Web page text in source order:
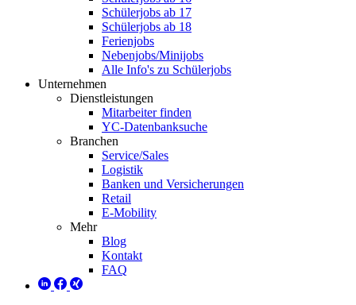
Schülerjobs ab 17
Schülerjobs ab 18
Ferienjobs
Nebenjobs/Minijobs
Alle Info's zu Schülerjobs
Unternehmen
Dienstleistungen
Mitarbeiter finden
YC-Datenbanksuche
Branchen
Service/Sales
Logistik
Banken und Versicherungen
Retail
E-Mobility
Mehr
Blog
Kontakt
FAQ